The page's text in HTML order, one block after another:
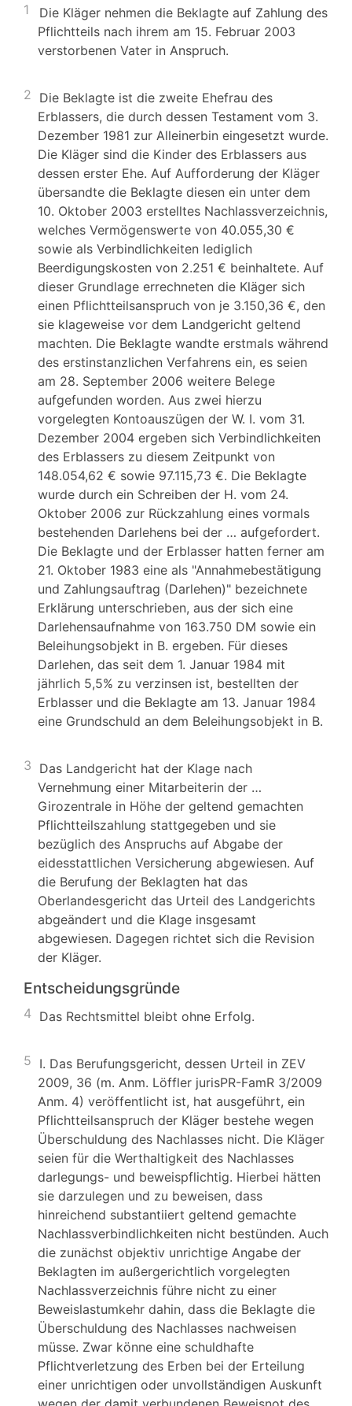
1
Die Kläger nehmen die Beklagte auf Zahlung des
Pflichtteils nach ihrem am 15. Februar 2003
verstorbenen Vater in Anspruch.
2 Die Beklagte ist die zweite Ehefrau des
Erblassers, die durch dessen Testament vom 3.
Dezember 1981 zur Alleinerbin eingesetzt wurde.
Die Kläger sind die Kinder des Erblassers aus
dessen erster Ehe. Auf Aufforderung der Kläger
übersandte die Beklagte diesen ein unter dem
10. Oktober 2003 erstelltes Nachlassverzeichnis,
welches Vermögenswerte von 40.055,30 €
sowie als Verbindlichkeiten lediglich
Beerdigungskosten von 2.251 € beinhaltete. Auf
dieser Grundlage errechneten die Kläger sich
einen Pflichtteilsanspruch von je 3.150,36 €, den
sie klageweise vor dem Landgericht geltend
machten. Die Beklagte wandte erstmals während
des erstinstanzlichen Verfahrens ein, es seien
am 28. September 2006 weitere Belege
aufgefunden worden. Aus zwei hierzu
vorgelegten Kontoauszügen der W. I. vom 31.
Dezember 2004 ergeben sich Verbindlichkeiten
des Erblassers zu diesem Zeitpunkt von
148.054,62 € sowie 97.115,73 €. Die Beklagte
wurde durch ein Schreiben der H. vom 24.
Oktober 2006 zur Rückzahlung eines vormals
bestehenden Darlehens bei der … aufgefordert.
Die Beklagte und der Erblasser hatten ferner am
21. Oktober 1983 eine als "Annahmebestätigung
und Zahlungsauftrag (Darlehen)" bezeichnete
Erklärung unterschrieben, aus der sich eine
Darlehensaufnahme von 163.750 DM sowie ein
Beleihungsobjekt in B. ergeben. Für dieses
Darlehen, das seit dem 1. Januar 1984 mit
jährlich 5,5% zu verzinsen ist, bestellten der
Erblasser und die Beklagte am 13. Januar 1984
eine Grundschuld an dem Beleihungsobjekt in B.
3 Das Landgericht hat der Klage nach
Vernehmung einer Mitarbeiterin der …
Girozentrale in Höhe der geltend gemachten
Pflichtteilszahlung stattgegeben und sie
bezüglich des Anspruchs auf Abgabe der
eidesstattlichen Versicherung abgewiesen. Auf
die Berufung der Beklagten hat das
Oberlandesgericht das Urteil des Landgerichts
abgeändert und die Klage insgesamt
abgewiesen. Dagegen richtet sich die Revision
der Kläger.
Entscheidungsgründe
4 Das Rechtsmittel bleibt ohne Erfolg.
5 I. Das Berufungsgericht, dessen Urteil in ZEV
2009, 36 (m. Anm. Löffler jurisPR-FamR 3/2009
Anm. 4) veröffentlicht ist, hat ausgeführt, ein
Pflichtteilsanspruch der Kläger bestehe wegen
Überschuldung des Nachlasses nicht. Die Kläger
seien für die Werthaltigkeit des Nachlasses
darlegungs- und beweispflichtig. Hierbei hätten
sie darzulegen und zu beweisen, dass
hinreichend substantiiert geltend gemachte
Nachlassverbindlichkeiten nicht bestünden. Auch
die zunächst objektiv unrichtige Angabe der
Beklagten im außergerichtlich vorgelegten
Nachlassverzeichnis führe nicht zu einer
Beweislastumkehr dahin, dass die Beklagte die
Überschuldung des Nachlasses nachweisen
müsse. Zwar könne eine schuldhafte
Pflichtverletzung des Erben bei der Erteilung
einer unrichtigen oder unvollständigen Auskunft